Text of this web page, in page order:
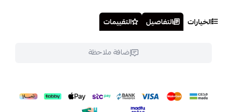
الخيارات التفاصيل التقييمات
إضافة ملاحظة